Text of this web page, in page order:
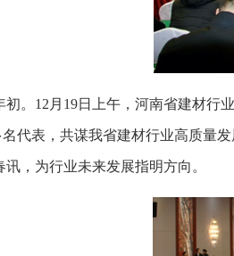
初。12月19日上午，河南省建材行
代表，共谋我省建材行业高质量
，为行业未来发展指明方向。